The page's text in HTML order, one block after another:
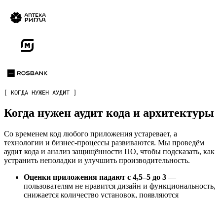
[ КОГДА НУЖЕН АУДИТ ]
Когда нужен аудит кода и архитектуры
Со временем код любого приложения устаревает, а
технологии и бизнес-процессы развиваются. Мы проведём
аудит кода и анализ защищённости ПО, чтобы подсказать, как
устранить неполадки и улучшить производительность.
Оценки приложения падают с 4,5–5 до 3 —
пользователям не нравится дизайн и функциональность,
снижается количество установок, появляются